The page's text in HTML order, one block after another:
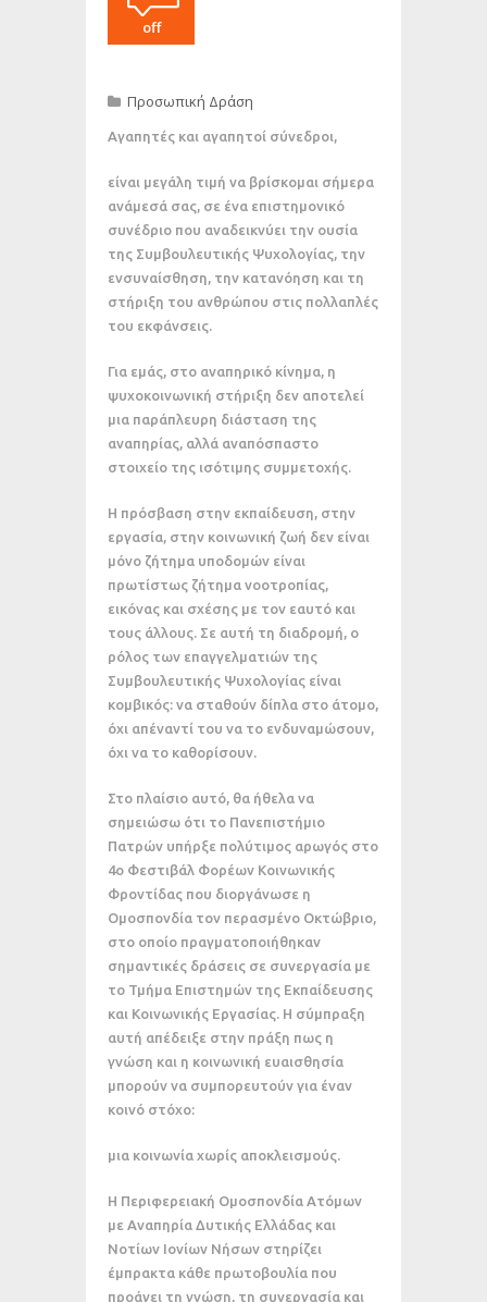
off
Προσωπική Δράση
Αγαπητές και αγαπητοί σύνεδροι,
είναι μεγάλη τιμή να βρίσκομαι σήμερα
ανάμεσά σας, σε ένα επιστημονικό
συνέδριο που αναδεικνύει την ουσία
της Συμβουλευτικής Ψυχολογίας, την
ενσυναίσθηση, την κατανόηση και τη
στήριξη του ανθρώπου στις πολλαπλές
του εκφάνσεις.
Για εμάς, στο αναπηρικό κίνημα, η
ψυχοκοινωνική στήριξη δεν αποτελεί
μια παράπλευρη διάσταση της
αναπηρίας, αλλά αναπόσπαστο
στοιχείο της ισότιμης συμμετοχής.
Η πρόσβαση στην εκπαίδευση, στην
εργασία, στην κοινωνική ζωή δεν είναι
μόνο ζήτημα υποδομών είναι
πρωτίστως ζήτημα νοοτροπίας,
εικόνας και σχέσης με τον εαυτό και
τους άλλους. Σε αυτή τη διαδρομή, ο
ρόλος των επαγγελματιών της
Συμβουλευτικής Ψυχολογίας είναι
κομβικός: να σταθούν δίπλα στο άτομο,
όχι απέναντί του να το ενδυναμώσουν,
όχι να το καθορίσουν.
Στο πλαίσιο αυτό, θα ήθελα να
σημειώσω ότι το Πανεπιστήμιο
Πατρών υπήρξε πολύτιμος αρωγός στο
4ο Φεστιβάλ Φορέων Κοινωνικής
Φροντίδας που διοργάνωσε η
Ομοσπονδία τον περασμένο Οκτώβριο,
στο οποίο πραγματοποιήθηκαν
σημαντικές δράσεις σε συνεργασία με
το Τμήμα Επιστημών της Εκπαίδευσης
και Κοινωνικής Εργασίας. Η σύμπραξη
αυτή απέδειξε στην πράξη πως η
γνώση και η κοινωνική ευαισθησία
μπορούν να συμπορευτούν για έναν
κοινό στόχο:
μια κοινωνία χωρίς αποκλεισμούς.
Η Περιφερειακή Ομοσπονδία Ατόμων
με Αναπηρία Δυτικής Ελλάδας και
Νοτίων Ιονίων Νήσων στηρίζει
έμπρακτα κάθε πρωτοβουλία που
προάγει τη γνώση, τη συνεργασία και